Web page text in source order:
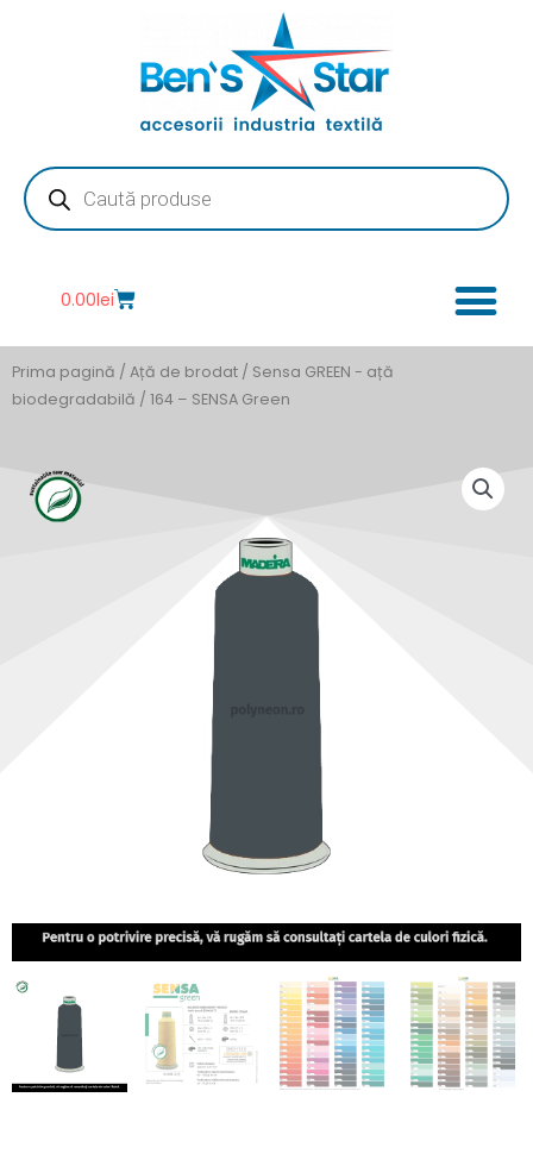
Products
search
0.00leiCart
Prima pagină / Ață de brodat / Sensa GREEN - ață
biodegradabilă / 164 – SENSA Green